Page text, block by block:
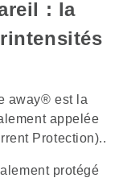
: la
away® est la
appelée
Protection)..
protégé